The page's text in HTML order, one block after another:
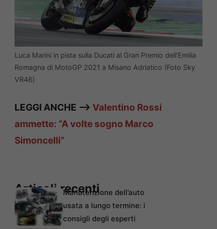
Luca Marini in pista sulla Ducati al Gran Premio dell’Emilia
Romagna di MotoGP 2021 a Misano Adriatico (Foto Sky
VR46)
LEGGI ANCHE —> Valentino Rossi
ammette: “A volte sogno Marco
Simoncelli”
Articoli recentiManutenzione dell’auto
usata a lungo termine: i
consigli degli esperti